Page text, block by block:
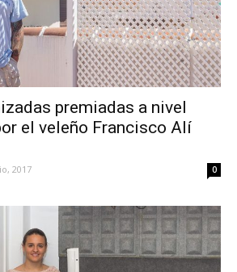
premiadas a nivel
el veleño Francisco Alí
2017 0